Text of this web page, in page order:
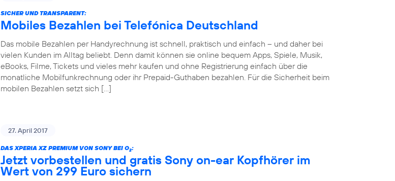
SICHER UND TRANSPARENT:
Mobiles Bezahlen bei Telefónica Deutschland
Das mobile Bezahlen per Handyrechnung ist schnell, praktisch und einfach – und daher bei
vielen Kunden im Alltag beliebt. Denn damit können sie online bequem Apps, Spiele, Musik,
eBooks, Filme, Tickets und vieles mehr kaufen und ohne Registrierung einfach über die
monatliche Mobilfunkrechnung oder ihr Prepaid-Guthaben bezahlen. Für die Sicherheit beim
mobilen Bezahlen setzt sich […]
27. April 2017
DAS XPERIA XZ PREMIUM VON SONY BEI O2:
Jetzt vorbestellen und gratis Sony on-ear Kopfhörer im
Wert von 299 Euro sichern